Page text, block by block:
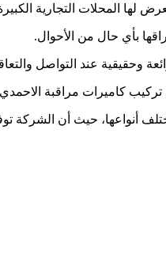
لها المحلات التجارية
بأي حال من الأحوال.
وحقيقية عند التواصل
كاميرات مراقبة
أنواعها، حيث أن الشركة